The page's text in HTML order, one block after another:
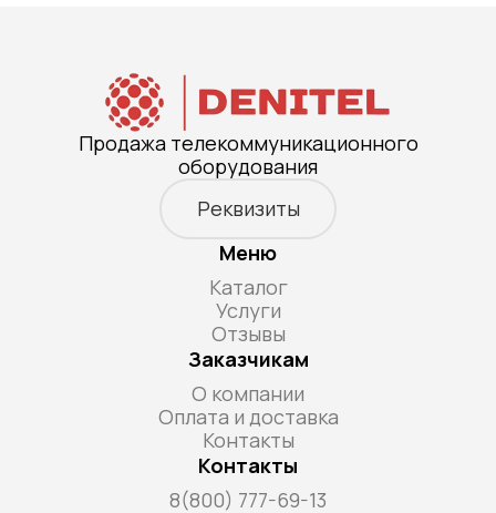
Продажа телекоммуникационного
оборудования
Реквизиты
Меню
Каталог
Услуги
Отзывы
Заказчикам
О компании
Оплата и доставка
Контакты
Контакты
8(800) 777-69-13